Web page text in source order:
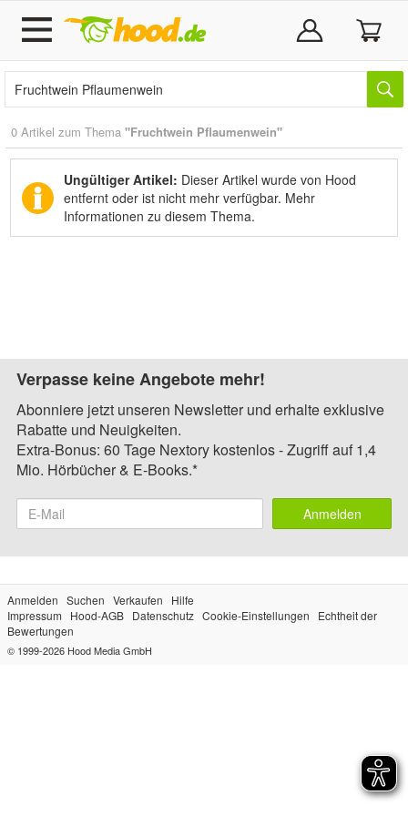
0 Artikel zum Thema "Fruchtwein Pflaumenwein"
Ungültiger Artikel: Dieser Artikel wurde von Hood
entfernt oder ist nicht mehr verfügbar. Mehr
Informationen zu diesem Thema.
Verpasse keine Angebote mehr!
Abonniere jetzt unseren Newsletter und erhalte exklusive
Rabatte und Neuigkeiten.
Extra-Bonus: 60 Tage Nextory kostenlos - Zugriff auf 1,4
Mio. Hörbücher & E-Books.*
Anmelden
Anmelden Suchen Verkaufen
Hilfe
Impressum
Hood-AGB Datenschutz Cookie-Einstellungen
Echtheit der
Bewertungen
© 1999-2026 Hood Media GmbH